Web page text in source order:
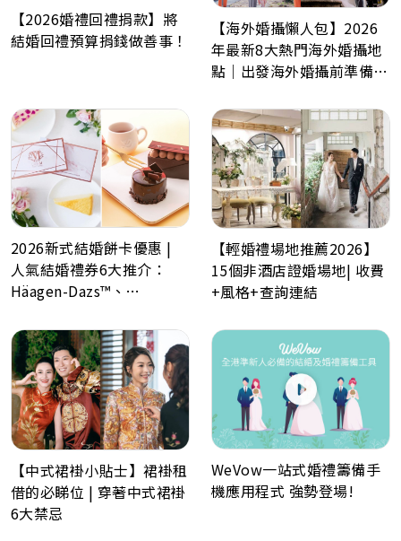
【2026婚禮回禮捐款】將
結婚回禮預算捐錢做善事！
【海外婚攝懶人包】2026
年最新8大熱門海外婚攝地
點｜出發海外婚攝前準備事
2026新式結婚餅卡優惠 |
人氣結婚禮券6大推介：
Häagen-Dazs™、
Lafayet、Lucullus 龍島
【輕婚禮場地推薦2026】
15個非酒店證婚場地| 收費
+風格+查詢連結
【中式裙褂小貼士】裙褂租
借的必睇位 | 穿著中式裙褂
6大禁忌
WeVow一站式婚禮籌備手
機應用程式 強勢登場!